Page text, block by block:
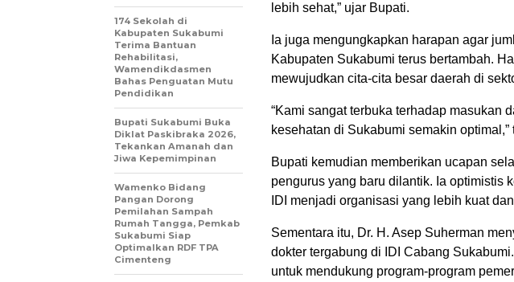
lebih sehat,” ujar Bupati.
Ia juga mengungkapkan harapan agar
Kabupaten Sukabumi terus bertambah.
mewujudkan cita-cita besar daerah di
“Kami sangat terbuka terhadap masukan
kesehatan di Sukabumi semakin optimal,”
Bupati kemudian memberikan ucapan
pengurus yang baru dilantik. Ia optimistis
IDI menjadi organisasi yang lebih kuat
Sementara itu, Dr. H. Asep Suherman
dokter tergabung di IDI Cabang
untuk mendukung program-program
174 Sekolah di
Kabupaten Sukabumi
Terima Bantuan
Rehabilitasi,
Wamendikdasmen
Bahas Penguatan Mutu
Pendidikan
Bupati Sukabumi Buka
Diklat Paskibraka 2026,
Tekankan Amanah dan
Jiwa Kepemimpinan
Wamenko Bidang
Pangan Dorong
Pemilahan Sampah
Rumah Tangga, Pemkab
Sukabumi Siap
Optimalkan RDF TPA
Cimenteng